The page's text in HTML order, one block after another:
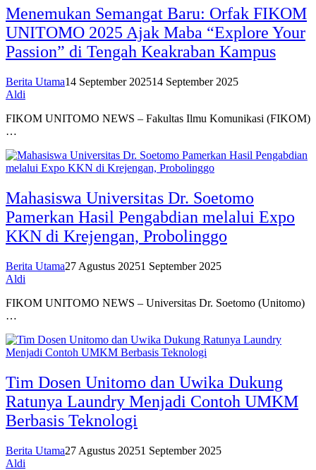
Menemukan Semangat Baru: Orfak FIKOM
UNITOMO 2025 Ajak Maba “Explore Your
Passion” di Tengah Keakraban Kampus
Berita Utama14 September 202514 September 2025
Aldi
FIKOM UNITOMO NEWS – Fakultas Ilmu Komunikasi (FIKOM)
…
Mahasiswa Universitas Dr. Soetomo
Pamerkan Hasil Pengabdian melalui Expo
KKN di Krejengan, Probolinggo
Berita Utama27 Agustus 20251 September 2025
Aldi
FIKOM UNITOMO NEWS – Universitas Dr. Soetomo (Unitomo)
…
Tim Dosen Unitomo dan Uwika Dukung
Ratunya Laundry Menjadi Contoh UMKM
Berbasis Teknologi
Berita Utama27 Agustus 20251 September 2025
Aldi